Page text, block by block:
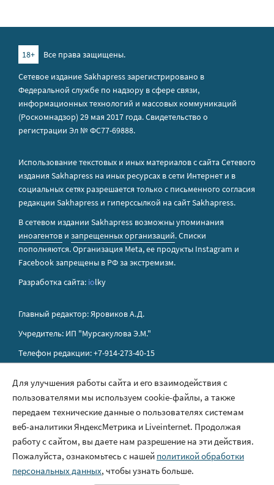
18+
Все права защищены.
Сетевое издание Sakhapress зарегистрировано в
Федеральной службе по надзору в сфере связи,
информационных технологий и массовых коммуникаций
(Роскомнадзор) 29 мая 2017 года. Свидетельство о
регистрации Эл № ФС77-69888.
Использование текстовых и иных материалов с сайта Сетевого
издания Sakhapress на иных ресурсах в сети Интернет и в
социальных сетях разрешается только с письменного согласия
редакции Sakhapress и гиперссылкой на сайт Sakhapress.
В сетевом издании Sakhapress возможны упоминания
иноагентов и запрещенных организаций. Списки
пополняются. Организация Metа, ее продукты Instagram и
Facebook запрещены в РФ за экстремизм.
Разработка сайта: iolky
Главный редактор: Яровиков А.Д.
Учредитель: ИП "Мурсакулова Э.М."
Телефон редакции: +7-914-273-40-15
Правила сайта
Политика обработки персональных данных
Размещение рекламы
Контакты
Для улучшения работы сайта и его взаимодействия с
пользователями мы используем cookie-файлы, а также
передаем технические данные о пользователях системам
веб-аналитики ЯндексМетрика и Liveinternet. Продолжая
работу с сайтом, вы даете нам разрешение на эти действия.
Пожалуйста, ознакомьтесь с нашей политикой обработки
персональных данных, чтобы узнать больше.